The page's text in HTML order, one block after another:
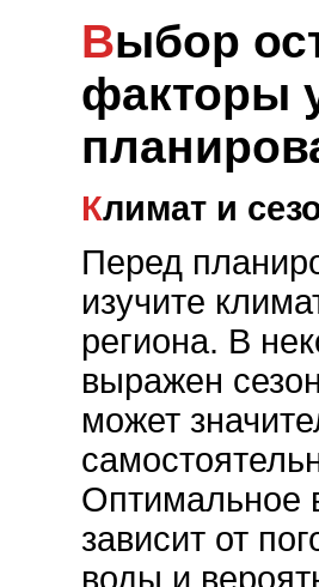
Выбор острова: какие
факторы
Климат и
Перед
изучите
региона. В
выражен
может
Оптимальное
зависит от
воды и